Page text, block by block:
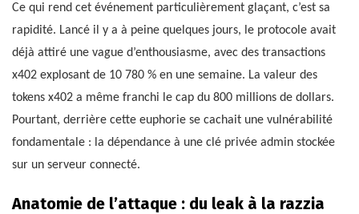
Ce qui rend cet événement particulièrement glaçant, c’est sa
rapidité. Lancé il y a à peine quelques jours, le protocole avait
déjà attiré une vague d’enthousiasme, avec des transactions
x402 explosant de 10 780 % en une semaine. La valeur des
tokens x402 a même franchi le cap du 800 millions de dollars.
Pourtant, derrière cette euphorie se cachait une vulnérabilité
fondamentale : la dépendance à une clé privée admin stockée
sur un serveur connecté.
Anatomie de l’attaque : du leak à la razzia